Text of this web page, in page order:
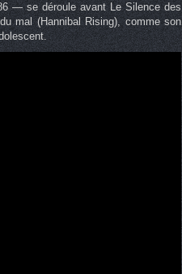
— se déroule avant Le Silence des
mal (Hannibal Rising), comme son